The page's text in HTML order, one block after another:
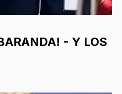
- Y LOS